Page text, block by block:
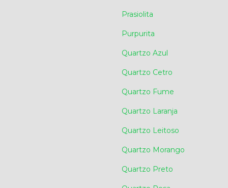
Prasiolita
Purpurita
Quartzo Azul
Quartzo Cetro
Quartzo Fume
Quartzo Laranja
Quartzo Leitoso
Quartzo Morango
Quartzo Preto